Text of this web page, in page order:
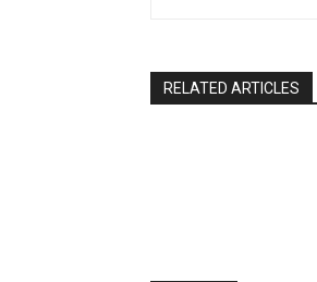
RELATED ARTICLES